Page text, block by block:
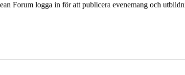
Forum logga in för att publicera evenemang och